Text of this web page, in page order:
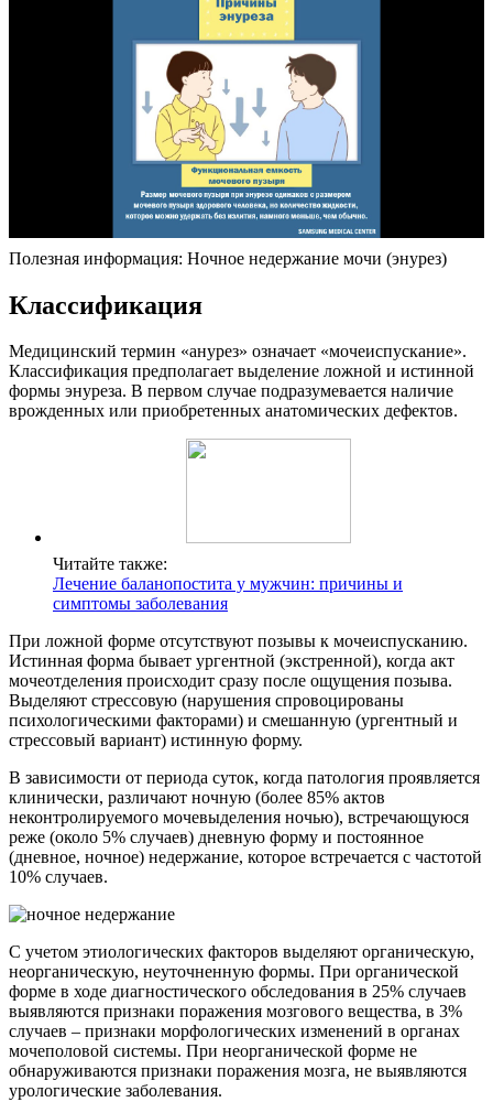
Полезная информация: Ночное недержание мочи (энурез)
Классификация
Медицинский термин «анурез» означает «мочеиспускание».
Классификация предполагает выделение ложной и истинной
формы энуреза. В первом случае подразумевается наличие
врожденных или приобретенных анатомических дефектов.
Читайте также:
Лечение баланопостита у мужчин: причины и
симптомы заболевания
При ложной форме отсутствуют позывы к мочеиспусканию.
Истинная форма бывает ургентной (экстренной), когда акт
мочеотделения происходит сразу после ощущения позыва.
Выделяют стрессовую (нарушения спровоцированы
психологическими факторами) и смешанную (ургентный и
стрессовый вариант) истинную форму.
В зависимости от периода суток, когда патология проявляется
клинически, различают ночную (более 85% актов
неконтролируемого мочевыделения ночью), встречающуюся
реже (около 5% случаев) дневную форму и постоянное
(дневное, ночное) недержание, которое встречается с частотой
10% случаев.
С учетом этиологических факторов выделяют органическую,
неорганическую, неуточненную формы. При органической
форме в ходе диагностического обследования в 25% случаев
выявляются признаки поражения мозгового вещества, в 3%
случаев – признаки морфологических изменений в органах
мочеполовой системы. При неорганической форме не
обнаруживаются признаки поражения мозга, не выявляются
урологические заболевания.